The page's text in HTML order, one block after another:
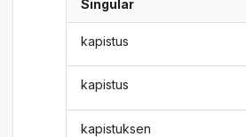
Singular
kapistus
kapistus
kapistuksen